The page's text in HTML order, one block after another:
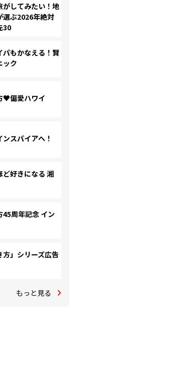
がしてみたい！地
選ぶ2026年絶対
30
パもかなえる！賢
ック
♥偏愛ハワイ
スパイアへ！
ど好きになる 湘
45周年記念 イン
方」シリーズ広告
もっと見る